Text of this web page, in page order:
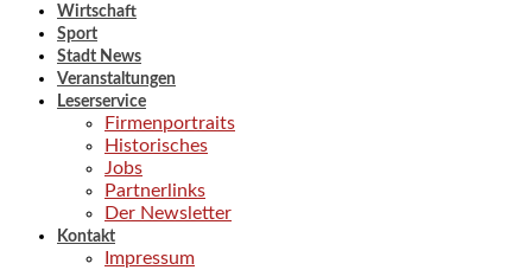
Wirtschaft
Sport
Stadt News
Veranstaltungen
Leserservice
Firmenportraits
Historisches
Jobs
Partnerlinks
Der Newsletter
Kontakt
Impressum